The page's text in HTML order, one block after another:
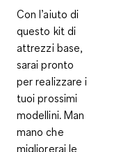
Con l’aiuto di
questo kit di
attrezzi base,
sarai pronto
per realizzare i
tuoi prossimi
modellini. Man
mano che
migliorerai le